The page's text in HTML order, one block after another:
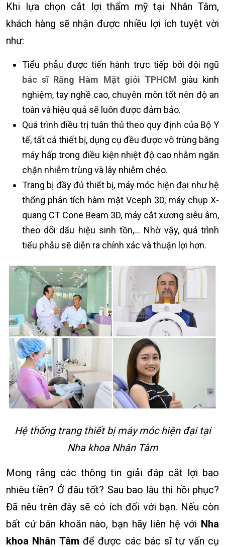
Khi lựa chọn cắt lợi thẩm mỹ tại Nhân Tâm,
khách hàng sẽ nhận được nhiều lợi ích tuyệt vời
như:
Tiểu phẫu được tiến hành trực tiếp bởi đội ngũ
bác sĩ Răng Hàm Mặt giỏi TPHCM giàu kinh
nghiệm, tay nghề cao, chuyên môn tốt nên độ an
toàn và hiệu quả sẽ luôn được đảm bảo.
Quá trình điều trị tuân thủ theo quy định của Bộ Y
tế, tất cả thiết bị, dụng cụ đều được vô trùng bằng
máy hấp trong điều kiện nhiệt độ cao nhằm ngăn
chặn nhiễm trùng và lây nhiễm chéo.
Trang bị đầy đủ thiết bị, máy móc hiện đại như hệ
thống phân tích hàm mặt Vceph 3D, máy chụp X-
quang CT Cone Beam 3D, máy cắt xương siêu âm,
theo dõi dấu hiệu sinh tồn,… Nhờ vậy, quá trình
tiểu phẫu sẽ diễn ra chính xác và thuận lợi hơn.
Hệ thống trang thiết bị máy móc hiện đại tại
Nha khoa Nhân Tâm
Mong rằng các thông tin giải đáp cắt lợi bao
nhiêu tiền? Ở đâu tốt? Sau bao lâu thì hồi phục?
Đã nêu trên đây sẽ có ích đối với bạn. Nếu còn
bất cứ băn khoăn nào, bạn hãy liên hệ với Nha
khoa Nhân Tâm để được các bác sĩ tư vấn cụ